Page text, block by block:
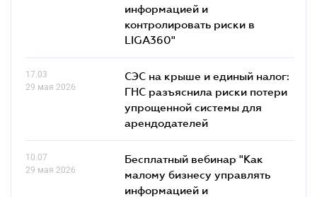
информацией и
контролировать риски в
LIGA360"
17.03
29 мая 2026
СЭС на крыше и единый налог:
ГНС разъяснила риски потери
упрощенной системы для
арендодателей
10.07
29 мая 2026
Бесплатный вебинар "Как
малому бизнесу управлять
информацией и